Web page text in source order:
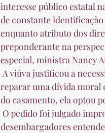
interesse público estatal
de constante
enquanto atributo dos
preponderante na
especial, ministra Nancy
reparar uma dívida moral
do casamento, ela optou
desembargadores